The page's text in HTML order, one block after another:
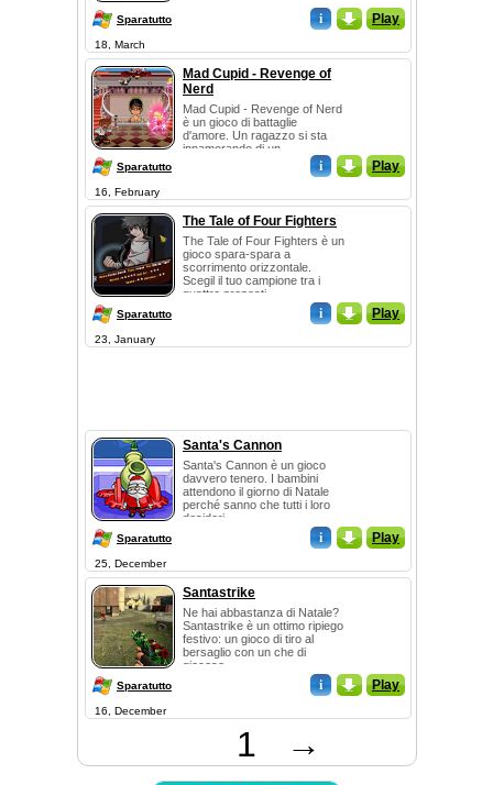
Sparatutto i _ Play
18, March
Mad Cupid - Revenge of
Nerd
Mad Cupid - Revenge of Nerd
è un gioco di battaglie
d'amore. Un ragazzo si sta
innamorando di un...
Sparatutto i _ Play
16, February
The Tale of Four Fighters
The Tale of Four Fighters è un
gioco spara-spara a
scorrimento orizzontale.
Scegil il tuo campione tra i
quattro proposti,...
Sparatutto i _ Play
23, January
Santa's Cannon
Santa's Cannon è un gioco
davvero tenero. I bambini
attendono il giorno di Natale
perché sanno che tutti i loro
desideri ...
Sparatutto i _ Play
25, December
Santastrike
Ne hai abbastanza di Natale?
Santastrike è un ottimo ripiego
festivo: un gioco di tiro al
bersaglio con un che di
giocoso ...
Sparatutto i _ Play
16, December
1 →